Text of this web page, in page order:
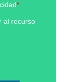
*
al recurso